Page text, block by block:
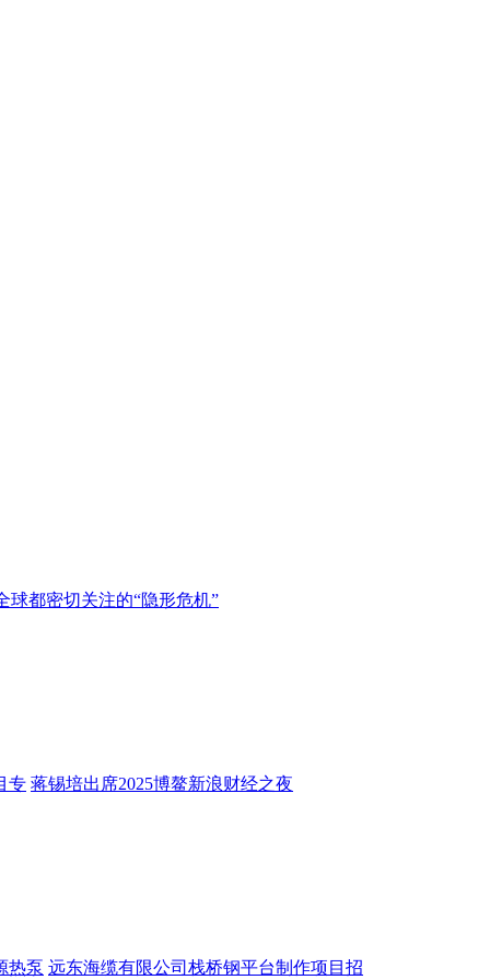
球都密切关注的“隐形危机”
专 蒋锡培出席2025博鳌新浪财经之夜
热泵 远东海缆有限公司栈桥钢平台制作项目招